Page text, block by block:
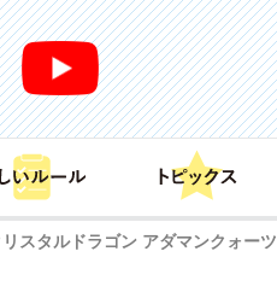
方
商品情報 カードリスト
リスタルドラゴン アダマンクォーツ